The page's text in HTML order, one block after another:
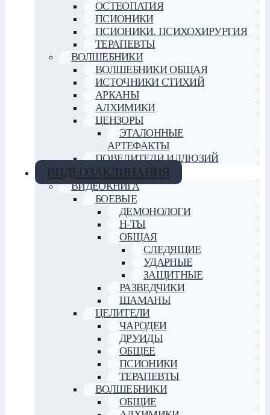
ОСТЕОПАТИЯ
ПСИОНИКИ
ПСИОНИКИ. ПСИХОХИРУРГИЯ
ТЕРАПЕВТЫ
ВОЛШЕБНИКИ
ВОЛШЕБНИКИ ОБЩАЯ
ИСТОЧНИКИ СТИХИЙ
АРКАНЫ
АЛХИМИКИ
ЦЕНЗОРЫ
ЭТАЛОННЫЕ
АРТЕФАКТЫ
ПОВЕЛИТЕЛИ ИЛЛЮЗИЙ
ВИДЕОЗАКЛИНАНИЯ
ВИДЕОКНИГА
БОЕВЫЕ
ДЕМОНОЛОГИ
Н-ТЫ
ОБЩАЯ
СЛЕДЯЩИЕ
УДАРНЫЕ
ЗАЩИТНЫЕ
РАЗВЕДЧИКИ
ШАМАНЫ
ЦЕЛИТЕЛИ
ЧАРОДЕИ
ДРУИДЫ
ОБЩЕЕ
ПСИОНИКИ
ТЕРАПЕВТЫ
ВОЛШЕБНИКИ
ОБЩИЕ